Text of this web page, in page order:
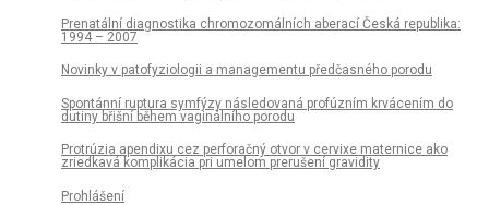
Prenatální diagnostika chromozomálních aberací Česká republika:
1994 – 2007
Novinky v patofyziologii a managementu předčasného porodu
Spontánní ruptura symfýzy následovaná profúzním krvácením do
dutiny břišní během vaginálního porodu
Protrúzia apendixu cez perforačný otvor v cervixe maternice ako
zriedkavá komplikácia pri umelom prerušení gravidity
Prohlášení